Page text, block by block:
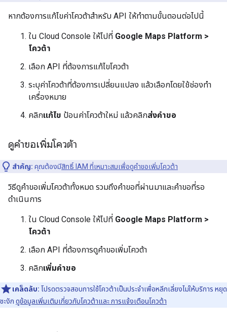
หากต้องการแก้ไขค่าโควต้าสำหรับ API ให้ทำตามขั้นตอนต่อไปนี้
ใน Cloud Console ให้ไปที่ Google Maps Platform >
โควต้า
เลือก API ที่ต้องการแก้ไขโควต้า
ระบุค่าโควต้าที่ต้องการเปลี่ยนแปลง แล้วเลือกโดยใช้ช่องทํา
เครื่องหมาย
คลิกแก้ไข ป้อนค่าโควต้าใหม่ แล้วคลิกส่งคำขอ
ดูคำขอเพิ่มโควต้า
สำคัญ: คุณต้องมีสิทธิ์ IAM ที่เหมาะสมเพื่อดูคำขอเพิ่มโควต้า
วิธีดูคำขอเพิ่มโควต้าทั้งหมด รวมถึงคำขอที่ผ่านมาและคำขอที่รอ
ดำเนินการ
ใน Cloud Console ให้ไปที่ Google Maps Platform >
โควต้า
เลือก API ที่ต้องการดูคำขอเพิ่มโควต้า
คลิกเพิ่มคำขอ
เคล็ดลับ: โปรดตรวจสอบการใช้โควต้าเป็นประจำเพื่อหลีกเลี่ยงไม่ให้บริการ หยุด
ชะงัก ดูข้อมูลเพิ่มเติมเกี่ยวกับโควต้าและ การแจ้งเตือนโควต้า